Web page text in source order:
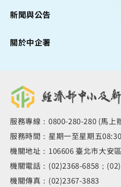
新聞與公告
關於中企署
服務專線：0800-280-280 (馬上
服務時間：星期一至星期五
機關地址：106606 臺北市大安
機關電話：(02)2368-6858；
機關傳真：(02)2367-3883